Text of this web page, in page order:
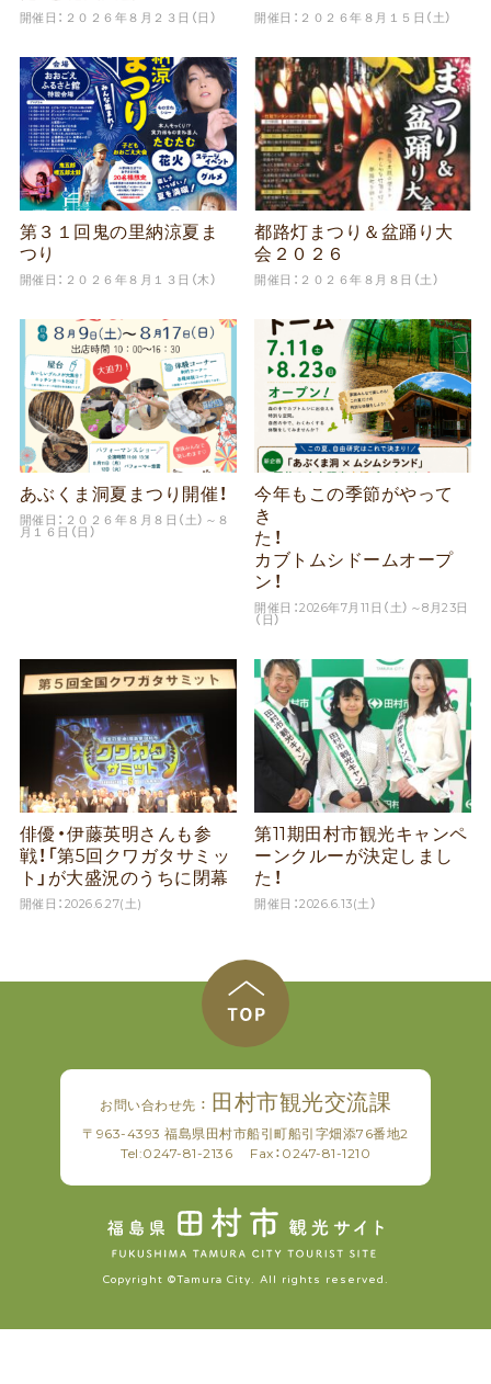
開催日：２０２６年８月２３日（日） 開催日：２０２６年８月１５日（土）
第３１回鬼の里納涼夏ま
つり
開催日：２０２６年８月１３日（木）
都路灯まつり＆盆踊り大
会２０２６
開催日：２０２６年８月８日（土）
あぶくま洞夏まつり開催！
開催日：２０２６年８月８日（土）～８
月１６日（日）
今年もこの季節がやって
き
た
カブトムシドームオープ
ン！
開催日：2026年7月11日（土）～8月23日
（日）
俳優・伊藤英明さんも参
戦！「第5回クワガタサミッ
ト」が大盛況のうちに閉幕
開催日：2026.6.27(土)
第11期田村市観光キャンペ
ーンクルーが決定しまし
た！
開催日：2026.6.13(土）
お問い合わせ先 ： 田村市観光交流課
〒963-4393 福島県田村市船引町船引字畑添76番地2
Tel:0247-81-2136 Fax：0247-81-1210
Copyright ©Tamura City. All rights reserved.